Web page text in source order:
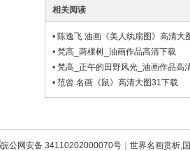
相关阅读
• 陈逸飞 油画《美人纨扇图》高清大
• 梵高_两棵树_油画作品高清下载
• 梵高_正午的田野风光_油画作品高
• 范曾 名画《鼠》高清大图31下载
皖公网安备 34110202000070号 世界名画赏析,